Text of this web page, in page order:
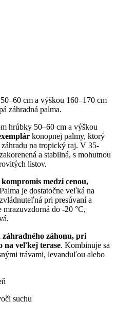
cm a výškou 160–170 cm
záhradná palma.
hrúbky 50–60 cm a výškou
konopnej palmy, ktorý
na tropický raj. V 35-
a stabilná, s mohutnou
listov.
medzi cenou,
je dostatočne veľká na
pri presúvaní a
mrazuvzdorná do -20 °C,
záhonu, pri
na veľkej terase. Kombinuje sa
trávami, levanduľou alebo
suchu